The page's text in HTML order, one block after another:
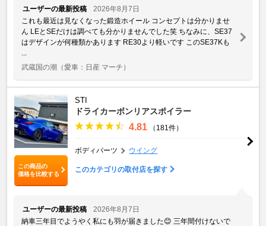
ユーザーの最新投稿
2026年8月7日
これも最近は見なくなった鍛造ホイール コンセプトは分かりませ
ん LEとSEだけは調べても分かりませんでした笑 ちなみに、SE37
はデザインが何種類かあります RE30より軽いです このSE37Kも
武蔵国の潮 （愛車：日産 マーチ）
この商品の
価格を比較する
STI
ドライカーボンリアスポイラー
4.81 （181件）
ボディパーツ ウイング
このカテゴリの取付店を探す
ユーザーの最新投稿
2026年8月7日
納車三年目でようやく私にも羽が届きました😊 三年間付けないで